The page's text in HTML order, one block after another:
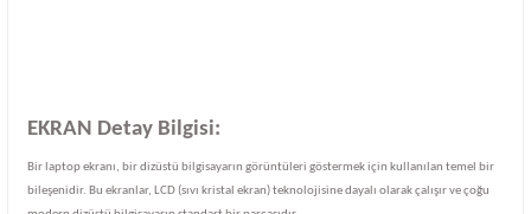
EKRAN Detay Bilgisi:
Bir laptop ekranı, bir dizüstü bilgisayarın görüntüleri göstermek için kullanılan temel bir
bileşenidir. Bu ekranlar, LCD (sıvı kristal ekran) teknolojisine dayalı olarak çalışır ve çoğu